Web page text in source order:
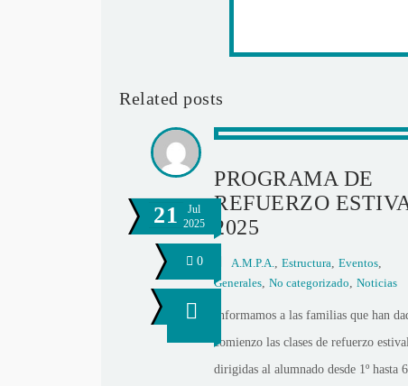
Related posts
21
Jul
2025
0
PROGRAMA DE
REFUERZO
2025
A.M.P.A., Estructura, Eventos,
Generales, No categorizado, Noticias
Informamos a las familias que han
comienzo las clases de refuerzo
dirigidas al alumnado desde 1º hasta